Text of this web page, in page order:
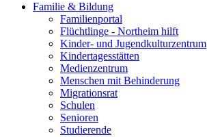
Familie & Bildung
Familienportal
Flüchtlinge - Northeim hilft
Kinder- und Jugendkulturzentrum
Kindertagesstätten
Medienzentrum
Menschen mit Behinderung
Migrationsrat
Schulen
Senioren
Studierende